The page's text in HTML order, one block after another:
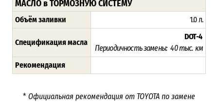
МАСЛО в ТОРМОЗНУЮ СИСТЕМУ
Объём заливки 1.0 л.
Спецификация масла
DOT-4
Периодичность замены: 40 тыс. км
Рекомендация
* Официальная рекомендация от TOYOTA по замене